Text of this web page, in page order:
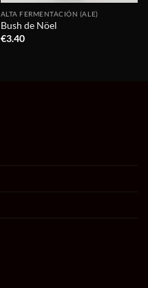
ALTA FERMENTACIÓN (ALE)
Bush de Nöel
€3.40